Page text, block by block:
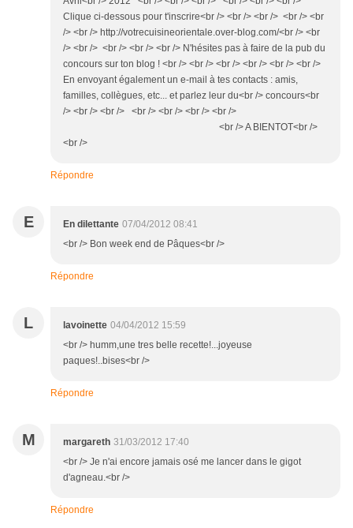
Clique ci-dessous pour t'inscrire<br /> <br /> <br /> <br /> <br
/> <br /> http://votrecuisineorientale.over-blog.com/<br /> <br
/> <br /> <br /> <br /> <br /> N'hésites pas à faire de la pub du
concours sur ton blog ! <br /> <br /> <br /> <br /> <br /> <br />
En envoyant également un e-mail à tes contacts : amis,
familles, collègues, etc... et parlez leur du<br /> concours<br
/> <br /> <br /> <br /> <br /> <br /> <br />
<br /> A BIENTOT<br />
<br />
Répondre
E En dilettante 07/04/2012 08:41
<br /> Bon week end de Pâques<br />
Répondre
L lavoinette 04/04/2012 15:59
<br /> humm,une tres belle recette!...joyeuse
paques!..bises<br />
Répondre
M margareth 31/03/2012 17:40
<br /> Je n'ai encore jamais osé me lancer dans le gigot
d'agneau.<br />
Répondre